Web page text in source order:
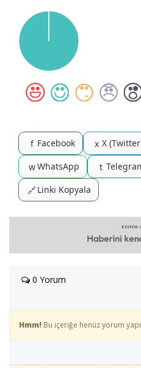
f Facebook x X
wWhatsApp t
🔗Linki Kopyala
0 Yorum
Hmm! Bu içeriğe henüz yorum